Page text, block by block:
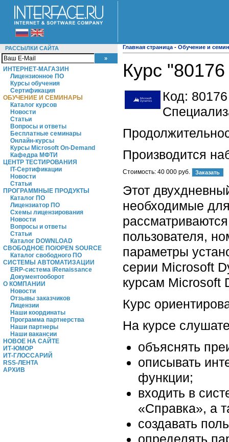
РАССЫЛКИ САЙТА
ИНТЕРНЕТ-МАГАЗИН
Лицензионное ПО
Курсы обучения
Сертификация
ОБУЧЕНИЕ И СЕМИНАРЫ
Каталог курсов
Новости
Статьи
Вопросы и ответы
Бесплатные семинары
Онлайн-курсы
Курсы Microsoft On-Demand
Кафедра МФТИ
ЦЕНТР ТЕСТИРОВАНИЯ
IT-Сертификации
Новости
Статьи
ПРОГРАММНЫЕ ПРОДУКТЫ
Каталог ПО
Лицензиатор ПО
Схемы лицензирования
Новости
Вопросы и ответы
Статьи
Каталог DOWNLOAD
СВОБОДНОЕ ПО/OPEN SOURCE
Каталог свободного ПО
СИСТЕМЫ АВТОМАТИЗАЦИИ
ERP-система iRenaissance
Документооборот
О КОМПАНИИ
Новости
Отзывы заказчиков
Лицензии
Наши координаты
Программа партнерства
Наши партнеры
Наши вакансии
НОВОЕ НА САЙТЕ
ИТ-ЮМОР
ИТ-ГЛОССАРИЙ
RSS-ЛЕНТА
АРХИВ
Главная страница - Обучение и
Курс
Код: 80176
Производится
Стоимость: 40 000 руб.
Этот
необходимые
пользователя,
параметры
серии Microsoft
курсам Microsoft
Курс
На курсе
объяснять
описывать
функции;
входить в
«Справка», а
создавать
определять